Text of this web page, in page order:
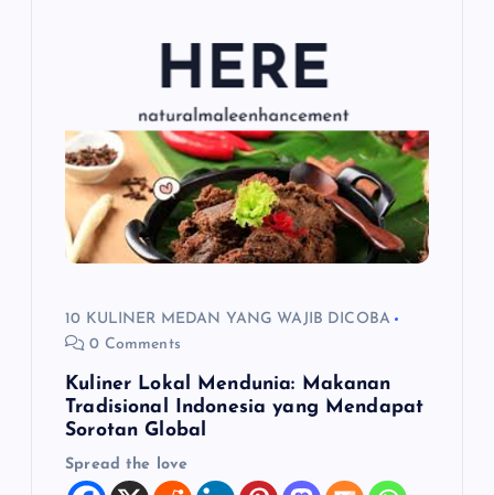
10 KULINER MEDAN YANG WAJIB DICOBA
0 Comments
Kuliner Lokal Mendunia: Makanan
Tradisional Indonesia yang Mendapat
Sorotan Global
Spread the love